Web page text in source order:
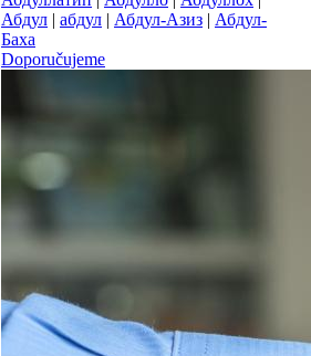
Абдул | абдул | Абдул-Азиз | Абдул-
Баха
Doporučujeme